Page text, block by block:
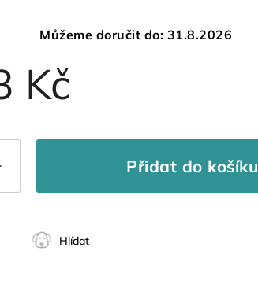
Kč
Můžeme doručit do: 31.8.2026
Přidat do košíku
Hlídat